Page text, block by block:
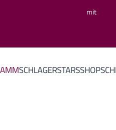
mit
SCHLAGERSTARSSHOP